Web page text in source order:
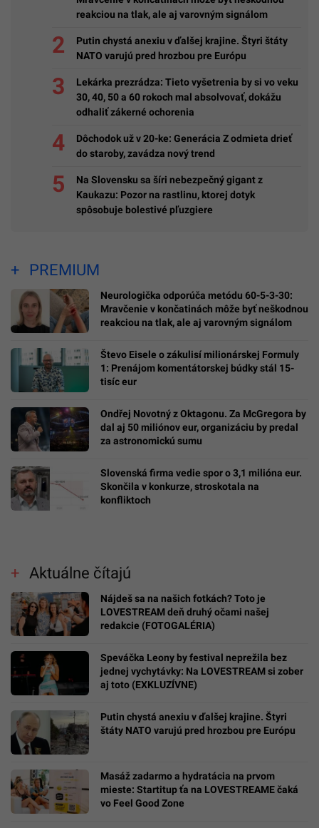
reakciou na tlak, ale aj varovným signálom
Putin chystá anexiu v ďalšej krajine. Štyri štáty
NATO varujú pred hrozbou pre Európu
Lekárka prezrádza: Tieto vyšetrenia by si vo veku
30, 40, 50 a 60 rokoch mal absolvovať, dokážu
odhaliť zákerné ochorenia
Dôchodok už v 20-ke: Generácia Z odmieta drieť
do staroby, zavádza nový trend
Na Slovensku sa šíri nebezpečný gigant z
Kaukazu: Pozor na rastlinu, ktorej dotyk
spôsobuje bolestivé pľuzgiere
PREMIUM
Neurologička odporúča metódu 60-5-3-30:
Mravčenie v končatinách môže byť neškodnou
reakciou na tlak, ale aj varovným signálom
Števo Eisele o zákulisí milionárskej Formuly
1: Prenájom komentátorskej búdky stál 15-
tisíc eur
Ondřej Novotný z Oktagonu. Za McGregora by
dal aj 50 miliónov eur, organizáciu by predal
za astronomickú sumu
Slovenská firma vedie spor o 3,1 milióna eur.
Skončila v konkurze, stroskotala na
konfliktoch
Aktuálne čítajú
Nájdeš sa na našich fotkách? Toto je
LOVESTREAM deň druhý očami našej
redakcie (FOTOGALÉRIA)
Speváčka Leony by festival neprežila bez
jednej vychytávky: Na LOVESTREAM si zober
aj toto (EXKLUZÍVNE)
Putin chystá anexiu v ďalšej krajine. Štyri
štáty NATO varujú pred hrozbou pre Európu
Masáž zadarmo a hydratácia na prvom
mieste: Startitup ťa na LOVESTREAME čaká
vo Feel Good Zone